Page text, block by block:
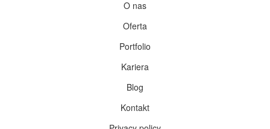
Wielojęzyczna strona i SEO
Tworzenie aplikacji
Rozwój biznesu i strategie wzrostu
SEO
Optymalizacja konwersji
Kampanie generowania leadów